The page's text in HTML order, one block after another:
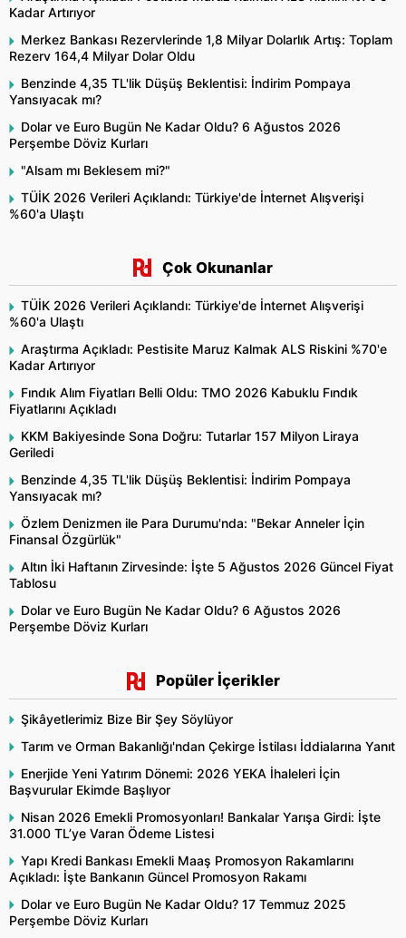
Kadar Artırıyor
Merkez Bankası Rezervlerinde 1,8 Milyar Dolarlık Artış: Toplam
Rezerv 164,4 Milyar Dolar Oldu
Benzinde 4,35 TL'lik Düşüş Beklentisi: İndirim Pompaya
Yansıyacak mı?
Dolar ve Euro Bugün Ne Kadar Oldu? 6 Ağustos 2026
Perşembe Döviz Kurları
"Alsam mı Beklesem mi?"
TÜİK 2026 Verileri Açıklandı: Türkiye'de İnternet Alışverişi
%60'a Ulaştı
Çok Okunanlar
TÜİK 2026 Verileri Açıklandı: Türkiye'de İnternet Alışverişi
%60'a Ulaştı
Araştırma Açıkladı: Pestisite Maruz Kalmak ALS Riskini %70'e
Kadar Artırıyor
Fındık Alım Fiyatları Belli Oldu: TMO 2026 Kabuklu Fındık
Fiyatlarını Açıkladı
KKM Bakiyesinde Sona Doğru: Tutarlar 157 Milyon Liraya
Geriledi
Benzinde 4,35 TL'lik Düşüş Beklentisi: İndirim Pompaya
Yansıyacak mı?
Özlem Denizmen ile Para Durumu'nda: "Bekar Anneler İçin
Finansal Özgürlük"
Altın İki Haftanın Zirvesinde: İşte 5 Ağustos 2026 Güncel Fiyat
Tablosu
Dolar ve Euro Bugün Ne Kadar Oldu? 6 Ağustos 2026
Perşembe Döviz Kurları
Popüler İçerikler
Şikâyetlerimiz Bize Bir Şey Söylüyor
Tarım ve Orman Bakanlığı'ndan Çekirge İstilası İddialarına Yanıt
Enerjide Yeni Yatırım Dönemi: 2026 YEKA İhaleleri İçin
Başvurular Ekimde Başlıyor
Nisan 2026 Emekli Promosyonları! Bankalar Yarışa Girdi: İşte
31.000 TL’ye Varan Ödeme Listesi
Yapı Kredi Bankası Emekli Maaş Promosyon Rakamlarını
Açıkladı: İşte Bankanın Güncel Promosyon Rakamı
Dolar ve Euro Bugün Ne Kadar Oldu? 17 Temmuz 2025
Perşembe Döviz Kurları